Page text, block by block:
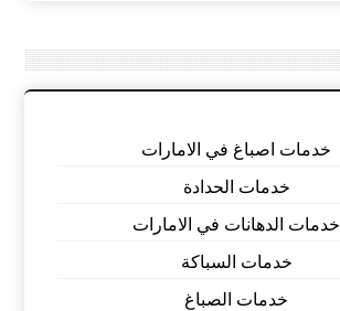
خدمات اصباغ في الامارات
خدمات الحدادة
خدمات الدهانات في الامارات
خدمات السباكة
خدمات الصباغ